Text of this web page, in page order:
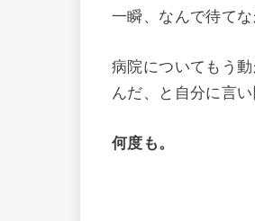
一瞬、なんで待て
病院についてもう
んだ、と自分に言い
何度も。